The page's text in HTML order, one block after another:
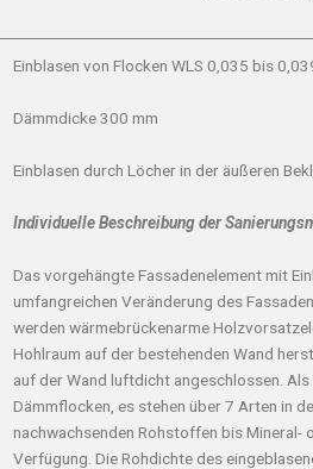
Einblasen von Flocken WLS 0,035 bis
Dämmdicke 300 mm
Einblasen durch Löcher in der äußeren
Individuelle Beschreibung der
Das vorgehängte Fassadenelement mit
umfangreichen Veränderung des
werden wärmebrückenarme
Hohlraum auf der bestehenden Wand
auf der Wand luftdicht angeschlossen.
Dämmflocken, es stehen über 7 Arten in
nachwachsenden Rohstoffen bis Mineral-
Verfügung. Die Rohdichte des